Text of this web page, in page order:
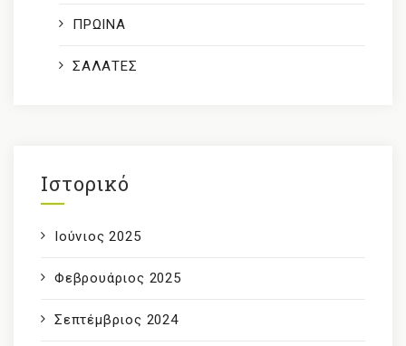
ΠΡΩΙΝΑ
ΣΑΛΑΤΕΣ
Ιστορικό
Ιούνιος 2025
Φεβρουάριος 2025
Σεπτέμβριος 2024